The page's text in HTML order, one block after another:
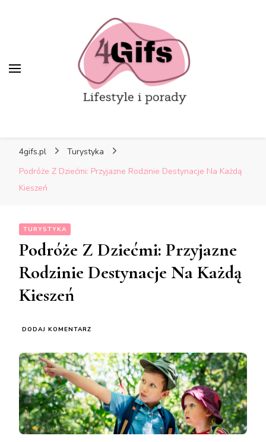
4gifs.pl
Turystyka
Podróże Z Dziećmi: Przyjazne Rodzinie Destynacje Na Każdą
Kieszeń
TURYSTYKA
Podróże Z Dziećmi: Przyjazne
Rodzinie Destynacje Na Każdą
Kieszeń
DODAJ KOMENTARZ
DZIEĆMI:
PRZYJAZNE
RODZINIE
DESTYNACJE
NA
KAŻDĄ
KIESZEŃ